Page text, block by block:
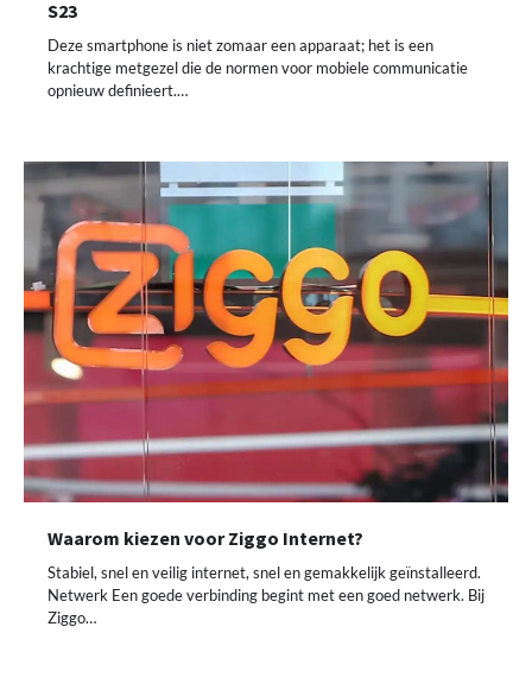
S23
Deze smartphone is niet zomaar een apparaat; het is een
krachtige metgezel die de normen voor mobiele communicatie
opnieuw definieert.…
Waarom kiezen voor Ziggo Internet?
Stabiel, snel en veilig internet, snel en gemakkelijk geïnstalleerd.
Netwerk Een goede verbinding begint met een goed netwerk. Bij
Ziggo…